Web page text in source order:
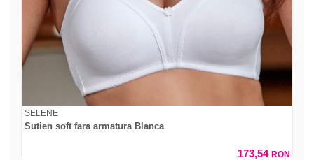
SELENE
Sutien soft fara armatura Blanca
173,54 RON